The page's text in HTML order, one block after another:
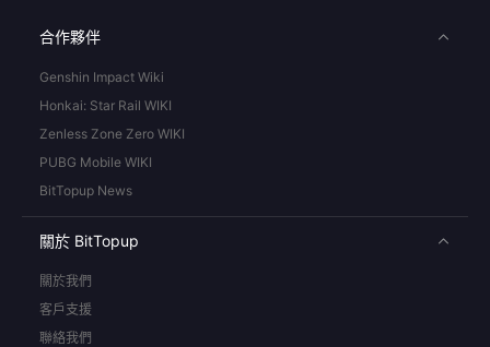
合作夥伴
Genshin Impact Wiki
Honkai: Star Rail WIKI
Zenless Zone Zero WIKI
PUBG Mobile WIKI
BitTopup News
關於 BitTopup
關於我們
客戶支援
聯絡我們